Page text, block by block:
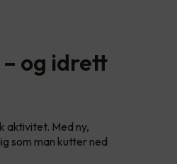
og idrett
aktivitet. Med ny,
som man kutter ned